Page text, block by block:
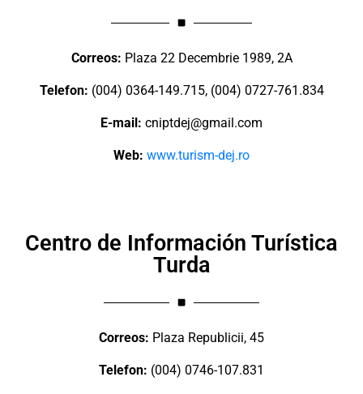
Correos: Plaza 22 Decembrie 1989, 2A
Telefon: (004) 0364-149.715, (004) 0727-761.834
E-mail: cniptdej@gmail.com
Web: www.turism-dej.ro
Centro de Información Turística
Turda
Correos: Plaza Republicii, 45
Telefon: (004) 0746-107.831